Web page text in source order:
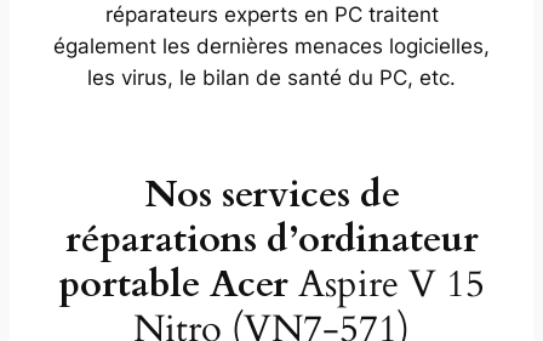
réparateurs experts en PC traitent
également les dernières menaces logicielles,
les virus, le bilan de santé du PC, etc.
Nos services de
réparations d’ordinateur
portable AcerAspire V 15
Nitro (VN7-571)